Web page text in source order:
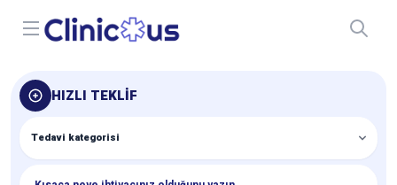
Open menu
HIZLI TEKLIF